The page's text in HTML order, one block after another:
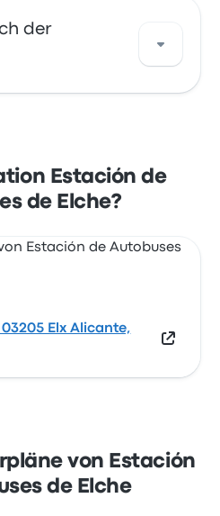
der
Sie sich den Standort
in Elx auf einer Karte an.
Estación de
de Elche?
Elx Alicante,
von Estación
de Elche